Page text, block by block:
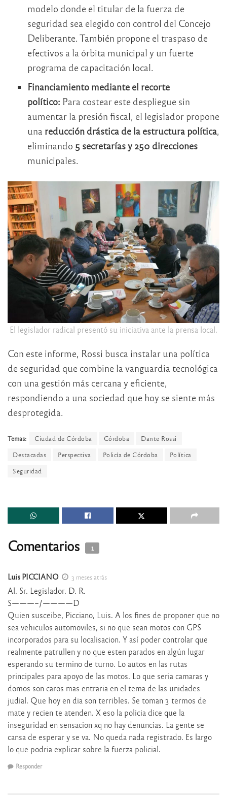
modelo donde el titular de la fuerza de
seguridad sea elegido con control del Concejo
Deliberante. También propone el traspaso de
efectivos a la órbita municipal y un fuerte
programa de capacitación local.
Financiamiento mediante el recorte
político: Para costear este despliegue sin
aumentar la presión fiscal, el legislador propone
una reducción drástica de la estructura política,
eliminando 5 secretarías y 250 direcciones
municipales.
El legislador radical presentó su iniciativa ante la prensa local.
Con este informe, Rossi busca instalar una política
de seguridad que combine la vanguardia tecnológica
con una gestión más cercana y eficiente,
respondiendo a una sociedad que hoy se siente más
desprotegida.
Temas: Ciudad de Córdoba Córdoba
Dante Rossi
Destacadas
Perspectiva Policía de Córdoba
Política
Seguridad
Comentarios 1
Luis PICCIANO 3 meses atrás
Al. Sr. Legislador. D. R.
S———–/————D
Quien susceibe, Picciano, Luis. A los fines de proponer que no
sea vehiculos automoviles, si no que sean motos con GPS
incorporados para su localisacion. Y así poder controlar que
realmente patrullen y no que esten parados en algún lugar
esperando su termino de turno. Lo autos en las rutas
principales para apoyo de las motos. Lo que seria camaras y
domos son caros mas entraria en el tema de las unidades
judial. Que hoy en dia son terribles. Se toman 3 termos de
mate y recien te atenden. X eso la policia dice que la
inseguridad en sensacion xq no hay denuncias. La gente se
cansa de esperar y se va. No queda nada registrado. Es largo
lo que podria explicar sobre la fuerza policial.
Responder